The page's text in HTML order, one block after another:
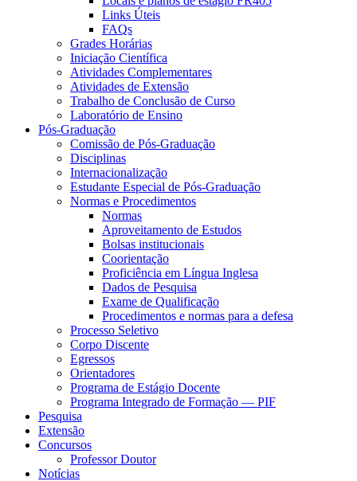
Links Úteis
FAQs
Grades Horárias
Iniciação Científica
Atividades Complementares
Atividades de Extensão
Trabalho de Conclusão de Curso
Laboratório de Ensino
Pós-Graduação
Comissão de Pós-Graduação
Disciplinas
Internacionalização
Estudante Especial de Pós-Graduação
Normas e Procedimentos
Normas
Aproveitamento de Estudos
Bolsas institucionais
Coorientação
Proficiência em Língua Inglesa
Dados de Pesquisa
Exame de Qualificação
Procedimentos e normas para a defesa
Processo Seletivo
Corpo Discente
Egressos
Orientadores
Programa de Estágio Docente
Programa Integrado de Formação — PIF
Pesquisa
Extensão
Concursos
Professor Doutor
Notícias